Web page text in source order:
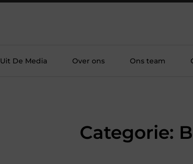
Uit De Media Over ons Ons team
Categorie: